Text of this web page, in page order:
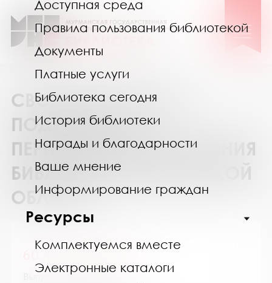
Доступная среда
Правила пользования библиотекой
Документы
Платные услуги
Библиотека сегодня
История библиотеки
Награды и благодарности
Ваше мнение
Информирование граждан
Ресурсы
Комплектуемся вместе
Электронные каталоги
СВОДНЫЙ КАТАЛОГ
ПОДПИСКИ НА
ПЕРИОДИЧЕСКИЕ ИЗДАНИЯ
БИБЛИОТЕК МУРМАНСКОЙ
ОБЛАСТИ
60 лет - не возраст
Выпуск №7 от 2023 года